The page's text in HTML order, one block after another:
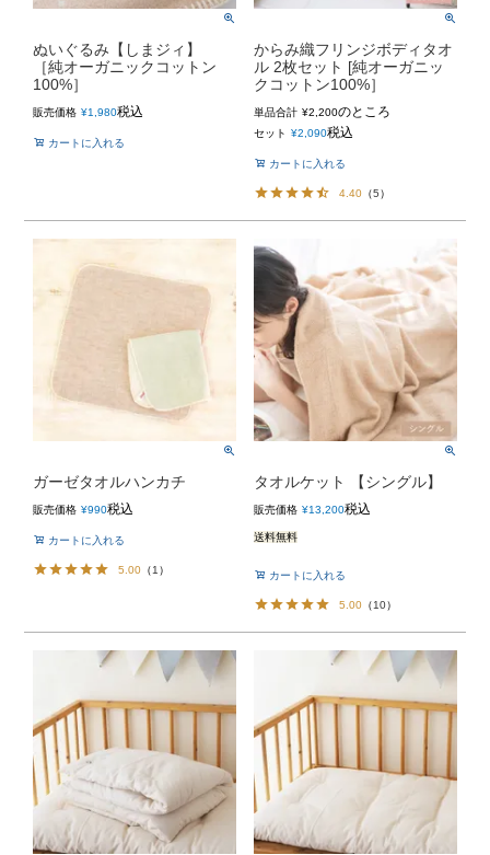
ぬいぐるみ【しまジィ】
［純オーガニックコットン
100%］
販売価格 ¥1,980税込
カートに入れる
からみ織フリンジボディタオ
ル 2枚セット [純オーガニッ
クコットン100%］
単品合計 ¥2,200のところ
セット ¥2,090税込
カートに入れる
4.40 （5）
ガーゼタオルハンカチ
販売価格 ¥990税込
カートに入れる
5.00 （1 ）
タオルケット 【シングル】
販売価格 ¥13,200税込
送料無料
カートに入れる
5.00 （10）